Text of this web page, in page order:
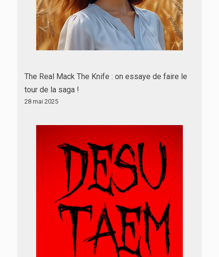
The Real Mack The Knife : on essaye de faire le
tour de la saga !
28 mai 2025